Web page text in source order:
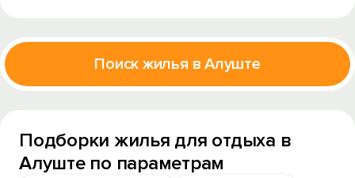
Поиск жилья в Алуште
Подборки жилья для отдыха в
Алуште по параметрам